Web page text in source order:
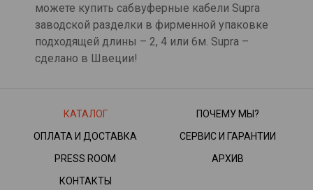
можете купить сабвуферные кабели Supra
заводской разделки в фирменной упаковке
подходящей длины – 2, 4 или 6м. Supra –
сделано в Швеции!
КАТАЛОГ
ПОЧЕМУ МЫ?
ОПЛАТА И ДОСТАВКА
СЕРВИС И ГАРАНТИИ
PRESS ROOM
АРХИВ
КОНТАКТЫ